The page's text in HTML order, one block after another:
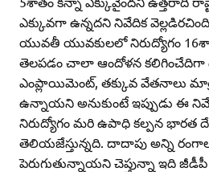
ఎక్కువగా ఉన్నదని నివేదిక
యువతీ యువకులలో నిరుద్యోగం
తెలపడం చాలా ఆందోళన కలిగించేదిగా
ఎంప్లాయిమెంట్‌, తక్కువ వేతనాలు
ఉన్నాయని అనుకుంటే ఇప్పుడు ఈ
నిరుద్యోగం మరి ఉపాధి కల్పన భారత
తెలియజేస్తున్నది. దాదాపు అన్ని
పెరుగుతున్నాయని చెప్తున్నా ఇది